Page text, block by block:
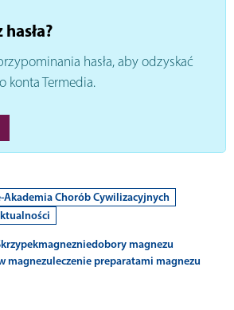
hasła, aby odzyskać
konta Termedia.
Chorób Cywilizacyjnych
magnezniedobory magnezu
magnezuleczenie preparatami magnezu